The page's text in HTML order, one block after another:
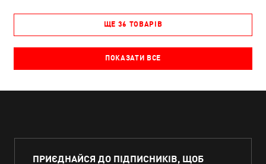
ЩЕ 36 ТОВАРІВ
ПОКАЗАТИ ВСЕ
ПРИЄДНАЙСЯ ДО ПІДПИСНИКІВ, ЩОБ